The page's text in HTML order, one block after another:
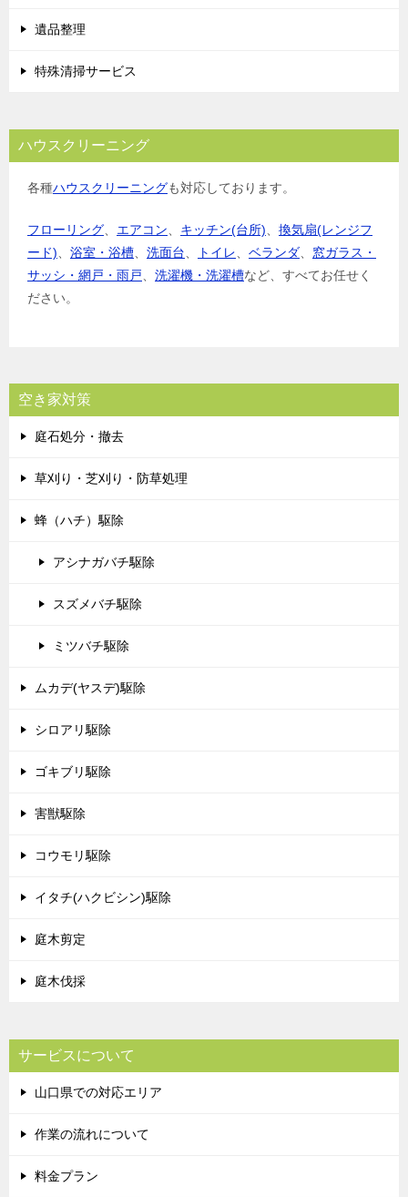
遺品整理
特殊清掃サービス
ハウスクリーニング
各種ハウスクリーニングも対応しております。
フローリング エアコン キッチン(台所)
換気扇(レンジフ
ード)
浴室・浴槽 洗面台 トイレ ベランダ
窓ガラス・
サッシ・網戸・雨戸
洗濯機・洗濯槽など、すべてお任せく
ださい。
空き家対策
庭石処分・撤去
草刈り・芝刈り・防草処理
蜂（ハチ）駆除
アシナガバチ駆除
スズメバチ駆除
ミツバチ駆除
ムカデ(ヤスデ)駆除
シロアリ駆除
ゴキブリ駆除
害獣駆除
コウモリ駆除
イタチ(ハクビシン)駆除
庭木剪定
庭木伐採
サービスについて
山口県での対応エリア
作業の流れについて
料金プラン